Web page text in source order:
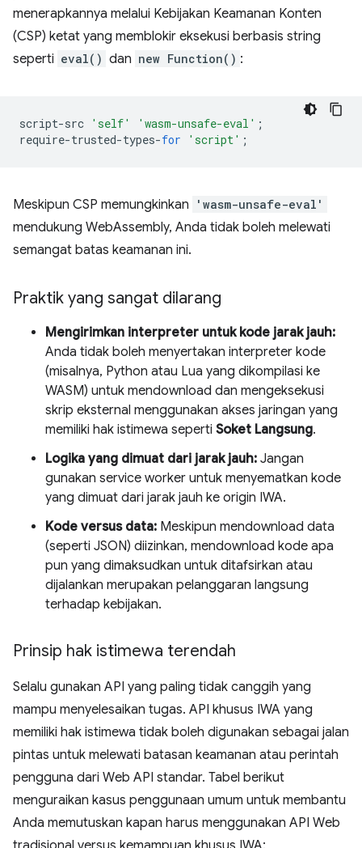
menerapkannya melalui Kebijakan Keamanan Konten
(CSP) ketat yang memblokir eksekusi berbasis string
seperti eval() dan new Function() :
script-src 'self' 'wasm-unsafe-eval' ;
require-trusted-types-for 'script' ;
Meskipun CSP memungkinkan 'wasm-unsafe-eval'
mendukung WebAssembly, Anda tidak boleh melewati
semangat batas keamanan ini.
Praktik yang sangat dilarang
Mengirimkan interpreter untuk kode jarak jauh:
Anda tidak boleh menyertakan interpreter kode
(misalnya, Python atau Lua yang dikompilasi ke
WASM) untuk mendownload dan mengeksekusi
skrip eksternal menggunakan akses jaringan yang
memiliki hak istimewa seperti Soket Langsung.
Logika yang dimuat dari jarak jauh: Jangan
gunakan service worker untuk menyematkan kode
yang dimuat dari jarak jauh ke origin IWA.
Kode versus data: Meskipun mendownload data
(seperti JSON) diizinkan, mendownload kode apa
pun yang dimaksudkan untuk ditafsirkan atau
dijalankan merupakan pelanggaran langsung
terhadap kebijakan.
Prinsip hak istimewa terendah
Selalu gunakan API yang paling tidak canggih yang
mampu menyelesaikan tugas. API khusus IWA yang
memiliki hak istimewa tidak boleh digunakan sebagai jalan
pintas untuk melewati batasan keamanan atau perintah
pengguna dari Web API standar. Tabel berikut
menguraikan kasus penggunaan umum untuk membantu
Anda memutuskan kapan harus menggunakan API Web